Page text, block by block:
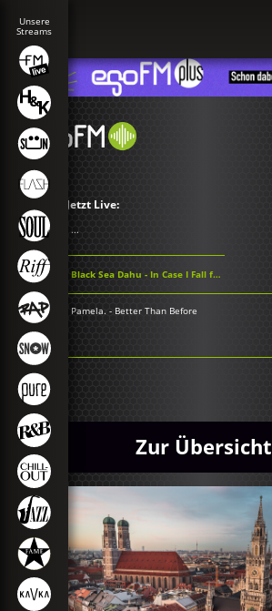
Jetzt Live:
...
Black Sea Dahu - In Case I Fall for You
Pamela. - Better Than Before
Zur Übersicht